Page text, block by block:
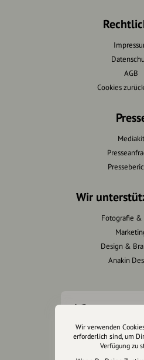
AGB
Cookies
Mediakit
Wir
Fotografie &
Design &
Anakin
hey.bayern ist ein
Wir verwenden
erforderlich sind, um
Verfügung zu